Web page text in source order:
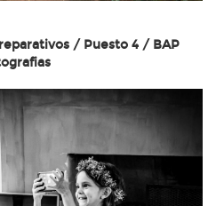
/ Puesto 4 / BAP